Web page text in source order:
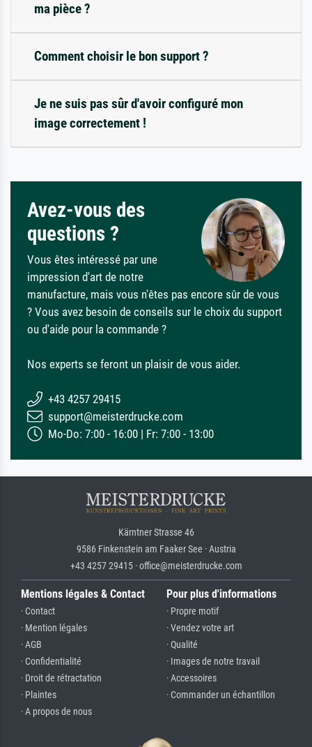
ma pièce ?
Comment choisir le bon support ?
Je ne suis pas sûr d'avoir configuré mon
image correctement !
Avez-vous des
questions ?
Vous êtes intéressé par une
impression d'art de notre
manufacture, mais vous n'êtes pas encore sûr de vous
? Vous avez besoin de conseils sur le choix du support
ou d'aide pour la commande ?
Nos experts se feront un plaisir de vous aider.
+43 4257 29415
support@meisterdrucke.com
Mo-Do: 7:00 - 16:00 | Fr: 7:00 - 13:00
Kärntner Strasse 46
9586 Finkenstein am Faaker See · Austria
+43 4257 29415 · office@meisterdrucke.com
Mentions légales & Contact
· Contact
· Mention légales
· AGB
· Confidentialité
· Droit de rétractation
· Plaintes
· A propos de nous
Pour plus d'informations
· Propre motif
· Vendez votre art
· Qualité
· Images de notre travail
· Accessoires
· Commander un échantillon